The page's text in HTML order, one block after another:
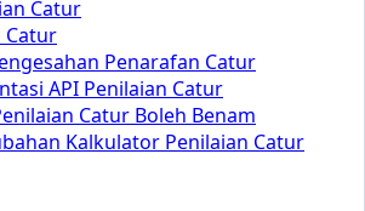
Catur
Catur
Penarafan Catur
API Penilaian Catur
Catur Boleh Benam
Kalkulator Penilaian Catur